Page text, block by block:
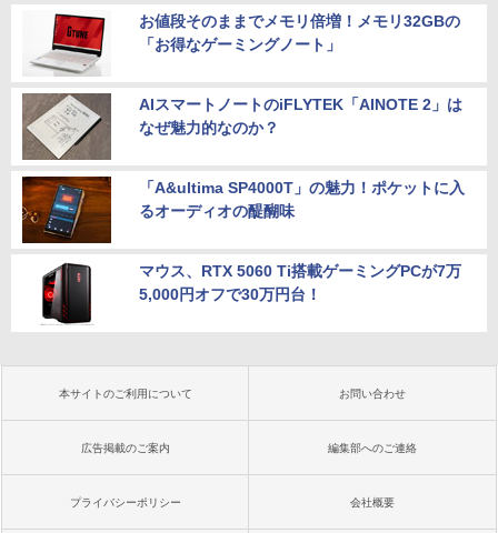
お値段そのままでメモリ倍増！メモリ32GBの
「お得なゲーミングノート」
AIスマートノートのiFLYTEK「AINOTE 2」は
なぜ魅力的なのか？
「A&ultima SP4000T」の魅力！ポケットに入
るオーディオの醍醐味
マウス、RTX 5060 Ti搭載ゲーミングPCが7万
5,000円オフで30万円台！
本サイトのご利用について お問い合わせ
広告掲載のご案内 編集部へのご連絡
プライバシーポリシー 会社概要